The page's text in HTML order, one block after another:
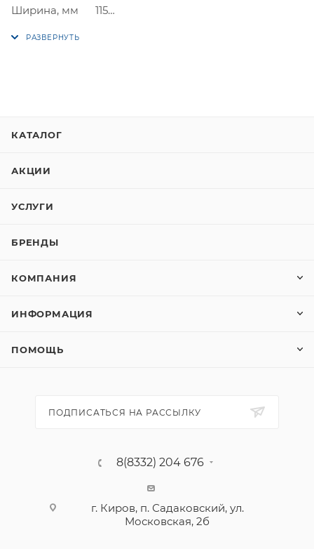
Ширина, мм 115
КАТАЛОГ
АКЦИИ
УСЛУГИ
БРЕНДЫ
КОМПАНИЯ
ИНФОРМАЦИЯ
ПОМОЩЬ
ПОДПИСАТЬСЯ НА РАССЫЛКУ
8(8332) 204 676
г. Киров, п. Садаковский, ул.
Московская, 2б